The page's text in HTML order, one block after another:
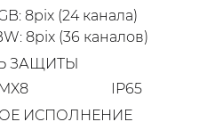
8pix (24 канала)
8pix (36 каналов)
ЗАЩИТЫ
IP65
ИСПОЛНЕНИЕ